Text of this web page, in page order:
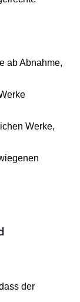
ab Abnahme,
Werke,
der